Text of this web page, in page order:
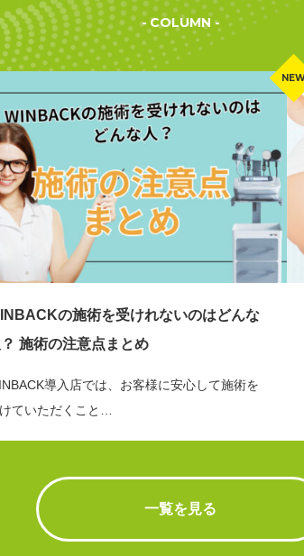
COLUMN
の施術を受けれないのはどんな
？ 施術の注意点まとめ
導入店では、お客様に安心して施術を
ていただくこと…
一覧を見る